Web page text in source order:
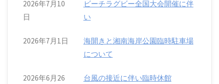
2026年7月10
日
ビーチラグビー全国大会開催に伴
い
2026年7月1日
海開きと湘南海岸公園臨時駐車場
について
2026年6月26
台風の接近に伴い臨時休館